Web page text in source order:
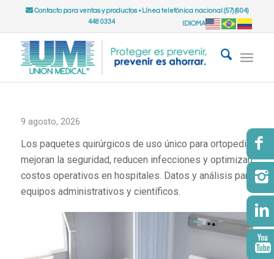
Contacto para ventas y productos• Línea telefónica nacional (57) (604)
448 0334
IDIOMA
9 agosto, 2026
Los paquetes quirúrgicos de uso único para ortopedia
mejoran la seguridad, reducen infecciones y optimizan
costos operativos en hospitales. Datos y análisis para
equipos administrativos y científicos.